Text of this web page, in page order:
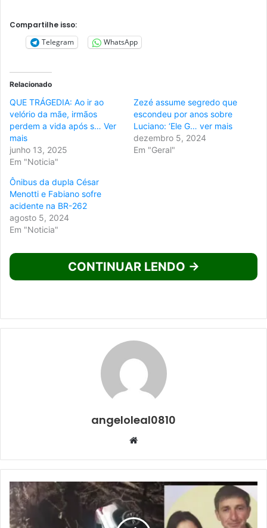
Compartilhe isso:
Telegram
WhatsApp
Relacionado
QUE TRÁGEDIA: Ao ir ao
velório da mãe, irmãos
perdem a vida após s… Ver
mais
junho 13, 2025
Em "Noticia"
Zezé assume segredo que
escondeu por anos sobre
Luciano: ‘Ele G… ver mais
dezembro 5, 2024
Em "Geral"
Ônibus da dupla César
Menotti e Fabiano sofre
acidente na BR-262
agosto 5, 2024
Em "Noticia"
CONTINUAR LENDO →
angeloleal0810
Website